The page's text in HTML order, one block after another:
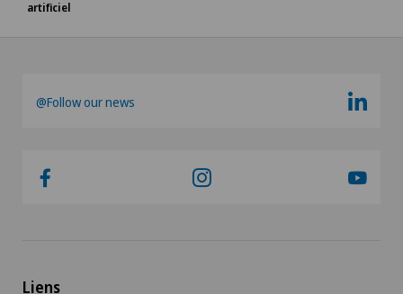
artificiel
@Follow our news
Liens